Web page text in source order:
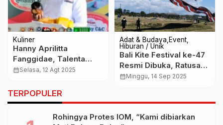
Kuliner
Hanny Aprilitta
Fanggidae, Talenta
Ganda, PNS Berprestasi
Berbakat
calendar_monthSelasa, 12 Agt 2025
Adat & Budaya Event
Hiburan / Unik
Bali Kite Festival ke-47
Resmi Dibuka, Ratusan
Layangan Hiasi Langit
calendar_monthMinggu, 14 Sep 2025
TERPOPULER
Rohingya Protes IOM, “Kami dibiarkan